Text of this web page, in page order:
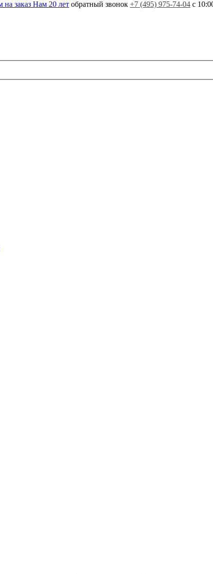
Нам 20 лет обратный звонок +7 (495) 975-74-04 с